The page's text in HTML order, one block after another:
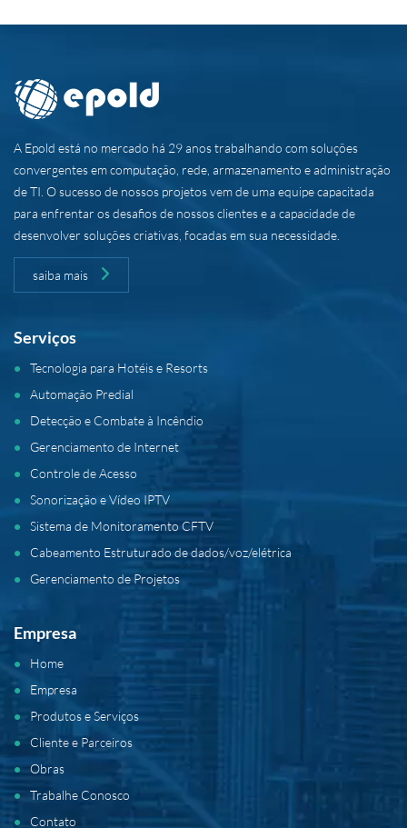
A Epold está no mercado há 29 anos trabalhando com soluções
convergentes em computação, rede, armazenamento e administração
de TI. O sucesso de nossos projetos vem de uma equipe capacitada
para enfrentar os desafios de nossos clientes e a capacidade de
desenvolver soluções criativas, focadas em sua necessidade.
saiba mais
Serviços
Tecnologia para Hotéis e Resorts
Automação Predial
Detecção e Combate à Incêndio
Gerenciamento de Internet
Controle de Acesso
Sonorização e Vídeo IPTV
Sistema de Monitoramento CFTV
Cabeamento Estruturado de dados/voz/elétrica
Gerenciamento de Projetos
Empresa
Home
Empresa
Produtos e Serviços
Cliente e Parceiros
Obras
Trabalhe Conosco
Contato